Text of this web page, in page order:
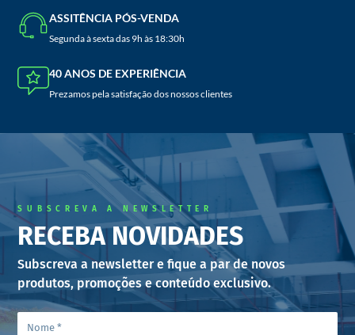
ASSITÊNCIA PÓS-VENDA
Segunda à sexta das 9h às 18:30h
40 ANOS DE EXPERIÊNCIA
Prezamos pela satisfação dos nossos clientes
SUBSCREVA A NEWSLETTER
RECEBA NOVIDADES
Subscreva a newsletter e fique a par de novos
produtos, promoções e conteúdo exclusivo.